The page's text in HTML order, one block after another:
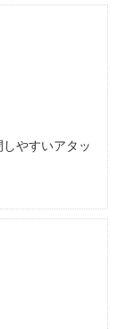
やすいアタッ